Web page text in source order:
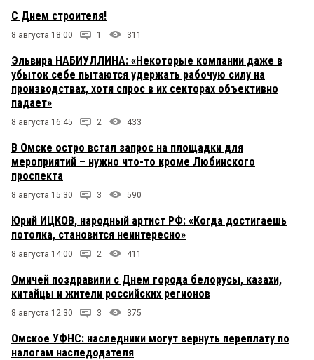
С Днем строителя!
8 августа 18:00 1 311
Эльвира НАБИУЛЛИНА: «Некоторые компании даже в
убыток себе пытаются удержать рабочую силу на
производствах, хотя спрос в их секторах объективно
падает»
8 августа 16:45 2 433
В Омске остро встал запрос на площадки для
мероприятий – нужно что-то кроме Любинского
проспекта
8 августа 15:30 3 590
Юрий ИЦКОВ, народный артист РФ: «Когда достигаешь
потолка, становится неинтересно»
8 августа 14:00 2 411
Омичей поздравили с Днем города белорусы, казахи,
китайцы и жители российских регионов
8 августа 12:30 3 375
Омское УФНС: наследники могут вернуть переплату по
налогам наследодателя